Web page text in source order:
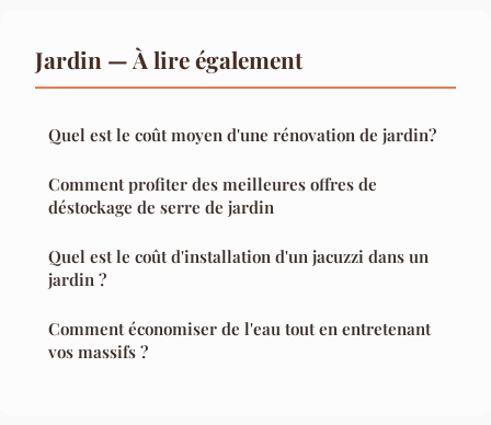
Jardin — À lire également
Quel est le coût moyen d'une rénovation de jardin?
Comment profiter des meilleures offres de
déstockage de serre de jardin
Quel est le coût d'installation d'un jacuzzi dans un
jardin ?
Comment économiser de l'eau tout en entretenant
vos massifs ?